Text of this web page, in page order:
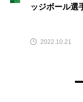
ッジボール選
2022.10.21